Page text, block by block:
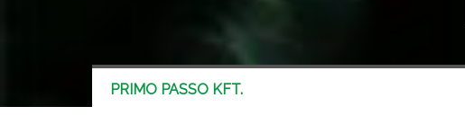
PRIMO PASSO KFT.